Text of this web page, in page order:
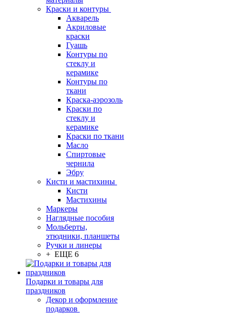
Краски и контуры
Акварель
Акриловые
краски
Гуашь
Контуры по
стеклу и
керамике
Контуры по
ткани
Краска-аэрозоль
Краски по
стеклу и
керамике
Краски по ткани
Масло
Спиртовые
чернила
Эбру
Кисти и мастихины
Кисти
Мастихины
Маркеры
Наглядные пособия
Мольберты,
этюдники, планшеты
Ручки и линеры
+ ЕЩЕ 6
Подарки и товары для
праздников
Декор и оформление
подарков